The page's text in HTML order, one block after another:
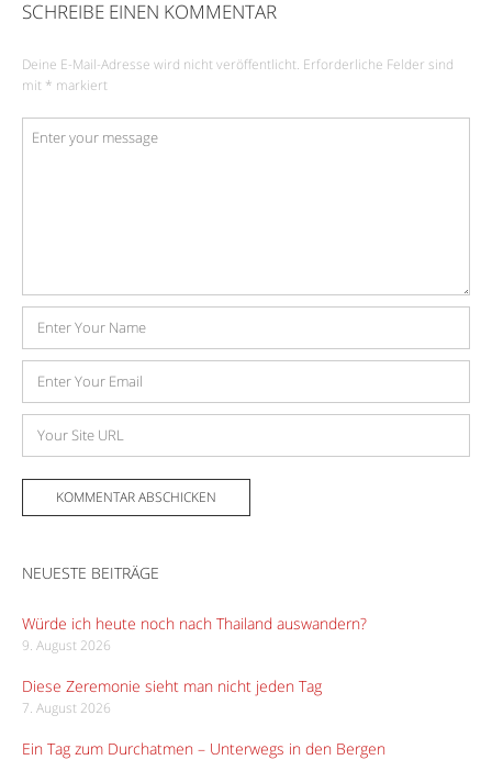
SCHREIBE EINEN KOMMENTAR
Deine E-Mail-Adresse wird nicht veröffentlicht. Erforderliche Felder sind
mit * markiert
Kommentar
Name
Mail-
Adresse
Website
NEUESTE BEITRÄGE
Würde ich heute noch nach Thailand auswandern?
9. August 2026
Diese Zeremonie sieht man nicht jeden Tag
7. August 2026
Ein Tag zum Durchatmen – Unterwegs in den Bergen